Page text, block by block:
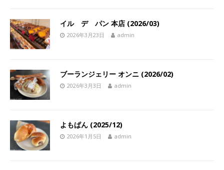
イル デ パン 本店 (2026/03)
2026年3月23日 admin
ブーランジェリー オンニ (2026/02)
2026年3月3日 admin
よもぱん (2025/12)
2026年1月5日 admin